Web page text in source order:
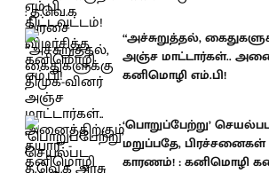
“அச்சுறுத்தல்,
அஞ்ச மாட்டார்கள்..
கனிமொழி எம்.பி!
‘பொறுப்பேற்று’
மறுப்பதே, பிரச்சனைகள்
காரணம்! : கனிமொழி